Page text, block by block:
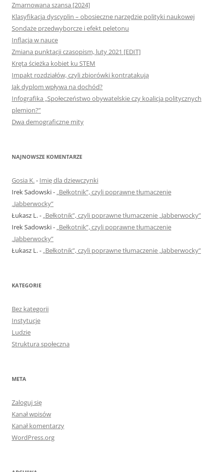
Zmarnowana szansa [2024]
Klasyfikacja dyscyplin – obosieczne narzędzie polityki naukowej
Sondaże przedwyborcze i efekt peletonu
Inflacja w nauce
Zmiana punktacji czasopism, luty 2021 [EDIT]
Kręta ścieżka kobiet ku STEM
Impakt rozdziałów, czyli zbiorówki kontratakują
Jak dyplom wpływa na dochód?
Infografika „Społeczeństwo obywatelskie czy koalicja politycznych
plemion?”
Dwa demograficzne mity
NAJNOWSZE KOMENTARZE
Gosia K.- Imię dla dziewczynki
Irek Sadowski- „Bełkotnik”, czyli poprawne tłumaczenie
„Jabberwocky”
Łukasz L.- „Bełkotnik”, czyli poprawne tłumaczenie „Jabberwocky”
Irek Sadowski- „Bełkotnik”, czyli poprawne tłumaczenie
„Jabberwocky”
Łukasz L.- „Bełkotnik”, czyli poprawne tłumaczenie „Jabberwocky”
KATEGORIE
Bez kategorii
Instytucje
Ludzie
Struktura społeczna
META
Zaloguj się
Kanał wpisów
Kanał komentarzy
WordPress.org